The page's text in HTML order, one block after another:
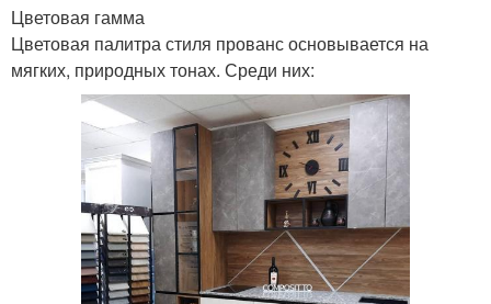
Цветовая гамма
Цветовая палитра стиля прованс основывается на
мягких, природных тонах. Среди них: